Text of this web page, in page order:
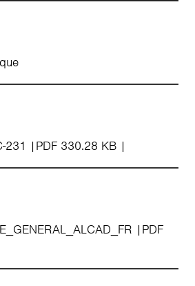
231 PDF 330.28 KB
PDF